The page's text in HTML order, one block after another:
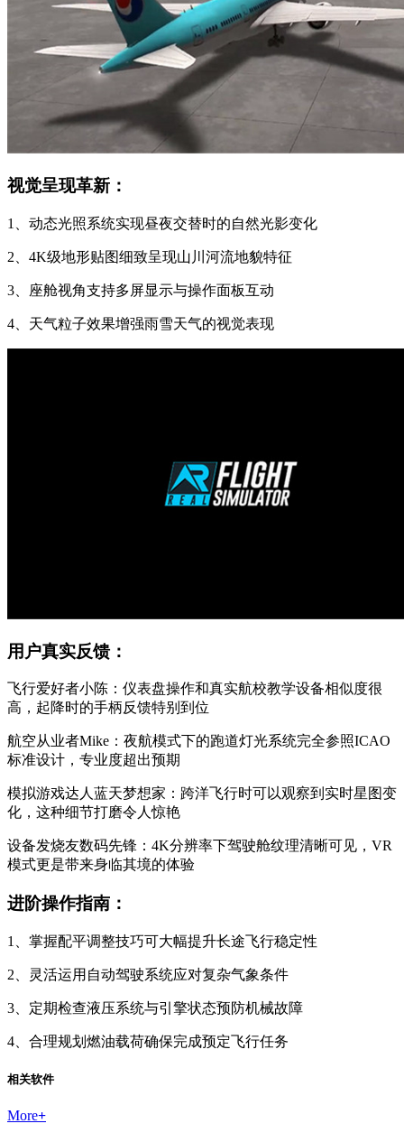
视觉呈现革新：
1、动态光照系统实现昼夜交替时的自然光影变化
2、4K级地形贴图细致呈现山川河流地貌特征
3、座舱视角支持多屏显示与操作面板互动
4、天气粒子效果增强雨雪天气的视觉表现
用户真实反馈：
飞行爱好者小陈：仪表盘操作和真实航校教学设备相似度很
高，起降时的手柄反馈特别到位
航空从业者Mike：夜航模式下的跑道灯光系统完全参照ICAO
标准设计，专业度超出预期
模拟游戏达人蓝天梦想家：跨洋飞行时可以观察到实时星图变
化，这种细节打磨令人惊艳
设备发烧友数码先锋：4K分辨率下驾驶舱纹理清晰可见，VR
模式更是带来身临其境的体验
进阶操作指南：
1、掌握配平调整技巧可大幅提升长途飞行稳定性
2、灵活运用自动驾驶系统应对复杂气象条件
3、定期检查液压系统与引擎状态预防机械故障
4、合理规划燃油载荷确保完成预定飞行任务
相关软件
More+